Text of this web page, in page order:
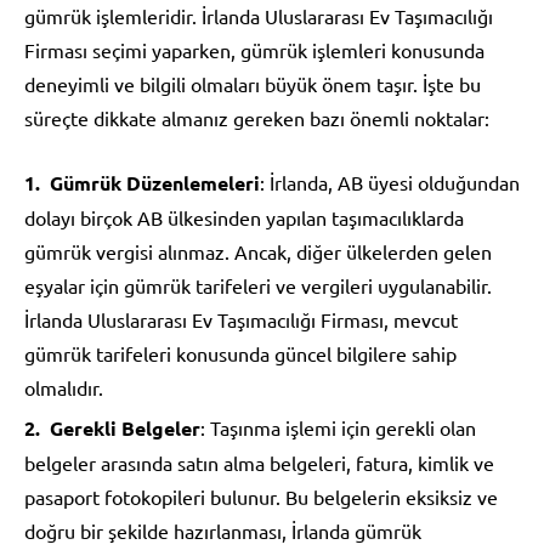
gümrük işlemleridir. İrlanda Uluslararası Ev Taşımacılığı
Firması seçimi yaparken, gümrük işlemleri konusunda
deneyimli ve bilgili olmaları büyük önem taşır. İşte bu
süreçte dikkate almanız gereken bazı önemli noktalar:
Gümrük Düzenlemeleri: İrlanda, AB üyesi olduğundan
dolayı birçok AB ülkesinden yapılan taşımacılıklarda
gümrük vergisi alınmaz. Ancak, diğer ülkelerden gelen
eşyalar için gümrük tarifeleri ve vergileri uygulanabilir.
İrlanda Uluslararası Ev Taşımacılığı Firması, mevcut
gümrük tarifeleri konusunda güncel bilgilere sahip
olmalıdır.
Gerekli Belgeler: Taşınma işlemi için gerekli olan
belgeler arasında satın alma belgeleri, fatura, kimlik ve
pasaport fotokopileri bulunur. Bu belgelerin eksiksiz ve
doğru bir şekilde hazırlanması, İrlanda gümrük